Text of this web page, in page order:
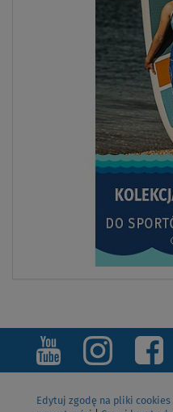
Edytuj zgodę na pliki cookies